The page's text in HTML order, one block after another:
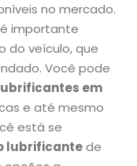
no mercado.
importante
do veículo, que
Você pode
em
e até mesmo
está se
lubrificantede